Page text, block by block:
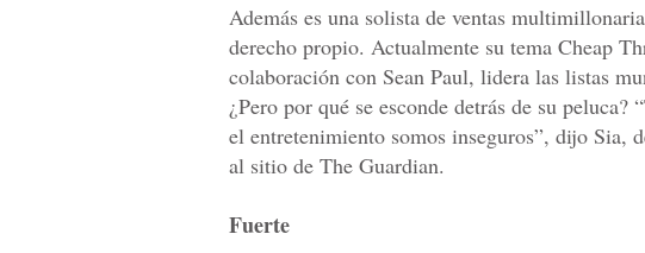
Además es una solista de ventas
derecho propio. Actualmente su tema Cheap
colaboración con Sean Paul, lidera las listas
¿Pero por qué se esconde detrás de su peluca?
el entretenimiento somos inseguros”, dijo Sia,
al sitio de The Guardian.
Fuerte